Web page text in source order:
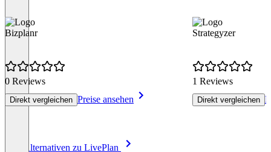
Bizplanr
0 Reviews
Direkt vergleichen Preise ansehen
Strategyzer
1 Reviews
Direkt vergleichen
Alle Alternativen zu LivePlan